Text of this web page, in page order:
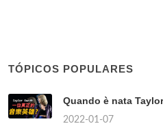
TÓPICOS POPULARES
Quando è nata
2022-01-07